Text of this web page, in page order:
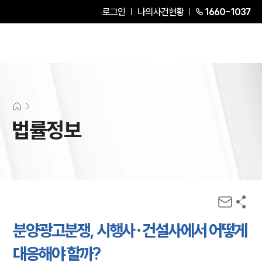
로그인 나의사건현황 1660-1037
법률정보
분양광고분쟁, 시행사·건설사에서 어떻게
대응해야 할까?